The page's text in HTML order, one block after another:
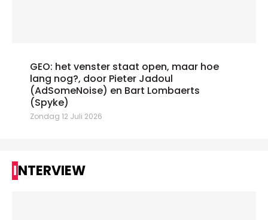
GEO: het venster staat open, maar hoe
lang nog?, door Pieter Jadoul
(AdSomeNoise) en Bart Lombaerts
(Spyke)
Zondag 12 Juli 2026
INTERVIEW